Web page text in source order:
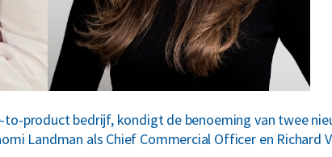
to-product bedrijf, kondigt de benoeming van twee
Landman als Chief Commercial Officer en Richard